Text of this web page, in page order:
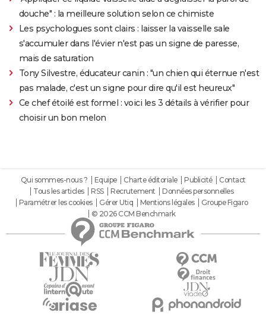
douche" : la meilleure solution selon ce chimiste
Les psychologues sont clairs : laisser la vaisselle sale
s'accumuler dans l'évier n'est pas un signe de paresse,
mais de saturation
Tony Silvestre, éducateur canin : "un chien qui éternue n'est
pas malade, c'est un signe pour dire qu'il est heureux"
Ce chef étoilé est formel : voici les 3 détails à vérifier pour
choisir un bon melon
Qui sommes-nous ? Equipe Charte éditoriale Publicité
Contact
Tous les articles
RSS Recrutement
Données personnelles
Paramétrer les cookies
Gérer Utiq Mentions légales
Groupe Figaro
© 2026 CCM Benchmark